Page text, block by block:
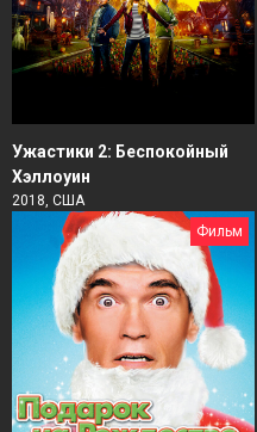
Ужастики 2: Беспокойный
Хэллоуин
2018, США
Фильм